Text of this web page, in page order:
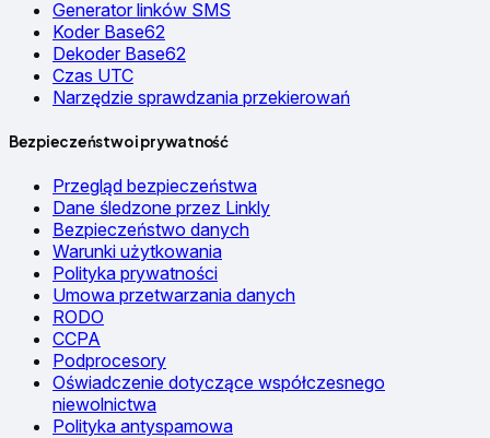
Generator linków SMS
Koder Base62
Dekoder Base62
Czas UTC
Narzędzie sprawdzania przekierowań
Bezpieczeństwo i prywatność
Przegląd bezpieczeństwa
Dane śledzone przez Linkly
Bezpieczeństwo danych
Warunki użytkowania
Polityka prywatności
Umowa przetwarzania danych
RODO
CCPA
Podprocesory
Oświadczenie dotyczące współczesnego
niewolnictwa
Polityka antyspamowa